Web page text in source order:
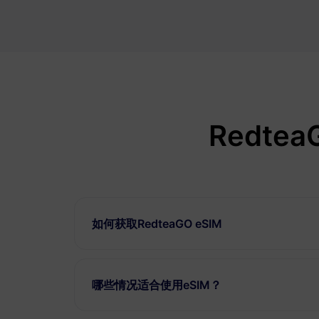
如何获取RedteaGO eSIM
哪些情况适合使用eSIM？